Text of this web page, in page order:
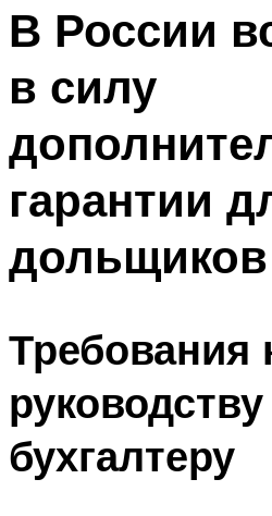
В России
в силу
гарантии
дольщиков
Требования
бухгалтеру